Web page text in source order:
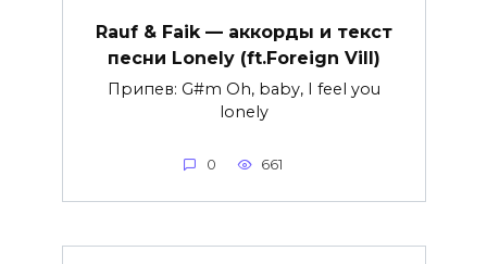
Rauf & Faik — аккорды и текст
песни Lonely (ft.Foreign Vill)
Припев: G#m Oh, baby, I feel you
lonely
0 661